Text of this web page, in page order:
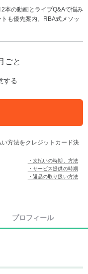
本の動画とライブQ&Aで悩み
も優先案内。RBA式メソッ
ごと
する
方法をクレジットカード決
・支払いの時期、方法
・サービス提供の時期
・返品の取り扱い方法
プロフィール